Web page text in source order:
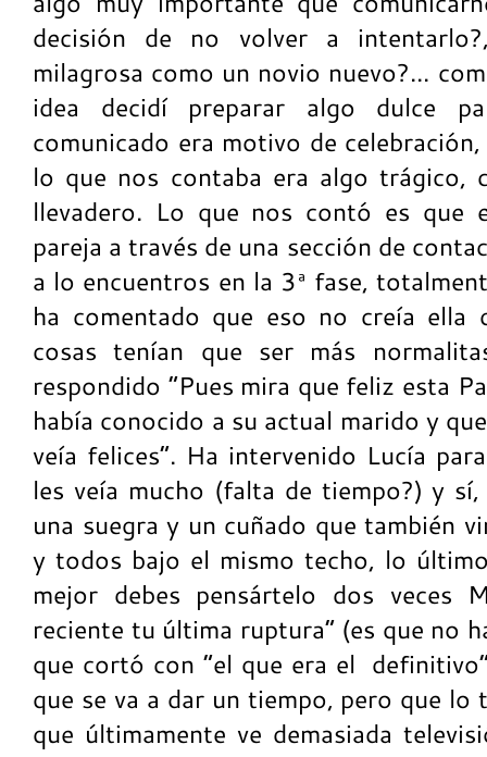
decisión de no volver a
milagrosa como un novio nuevo?...
idea decidí preparar algo dulce
comunicado era motivo de
lo que nos contaba era algo trágico,
llevadero. Lo que nos contó es que
pareja a través de una sección de
a lo encuentros en la 3ª fase,
ha comentado que eso no creía ella
cosas tenían que ser más
respondido “Pues mira que feliz esta
había conocido a su actual marido y
veía felices”. Ha intervenido Lucía
les veía mucho (falta de tiempo?) y
una suegra y un cuñado que también
y todos bajo el mismo techo, lo
mejor debes pensártelo dos veces
reciente tu última ruptura” (es que no
que cortó con “el que era el
que se va a dar un tiempo, pero que
que últimamente ve demasiada